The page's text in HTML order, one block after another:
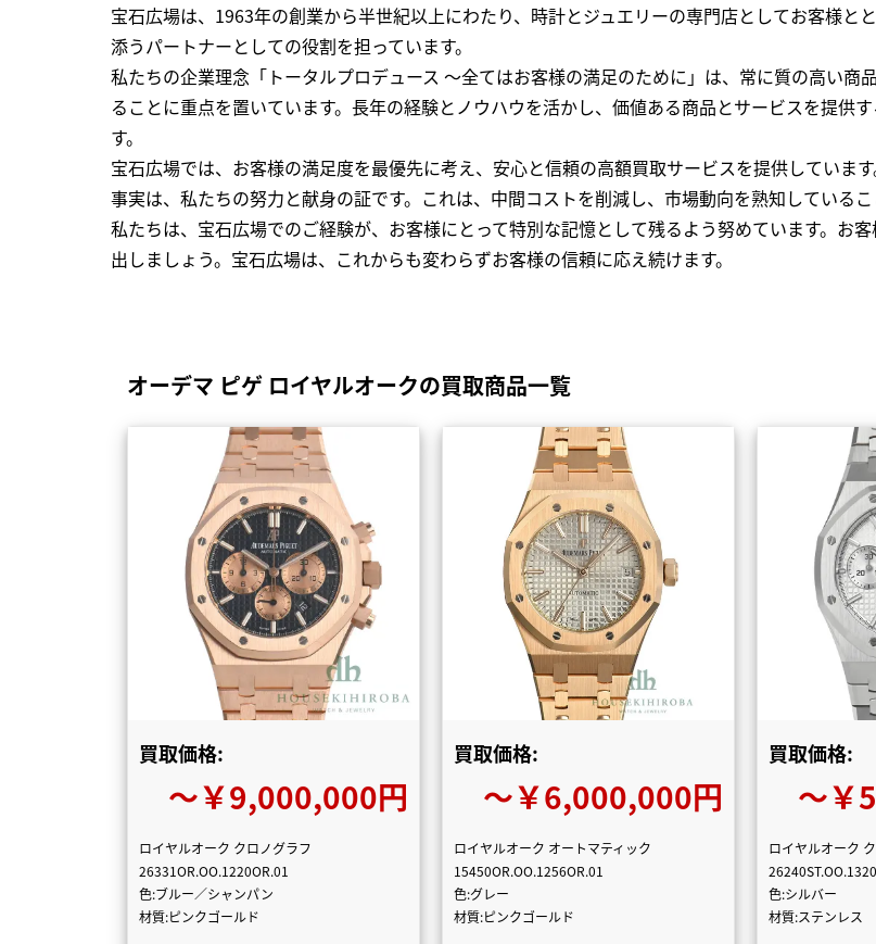
宝石広場は、1963年の創業から半世紀以上にわたり、時計とジュエリーの専門店としてお客様と
添うパートナーとしての役割を担っています。
私たちの企業理念「トータルプロデュース ～全てはお客様の満足のために」は、常に質の高い
ることに重点を置いています。長年の経験とノウハウを活かし、価値ある商品とサービスを提供
す。
宝石広場では、お客様の満足度を最優先に考え、安心と信頼の高額買取サービスを提供していま
事実は、私たちの努力と献身の証です。これは、中間コストを削減し、市場動向を熟知しているこ
私たちは、宝石広場でのご経験が、お客様にとって特別な記憶として残るよう努めています。お
出しましょう。宝石広場は、これからも変わらずお客様の信頼に応え続けます。
オーデマ ピゲ ロイヤルオークの買取商品一覧
買取価格:
〜￥9,000,000円
ロイヤルオーク クロノグラフ
26331OR.OO.1220OR.01
色:ブルー／シャンパン
材質:ピンクゴールド
買取価格:
〜￥6,000,000円
ロイヤルオーク オートマティック
15450OR.OO.1256OR.01
色:グレー
材質:ピンクゴールド
買取価格:
〜￥
ロイヤルオーク
色:シルバー
材質:ステンレス